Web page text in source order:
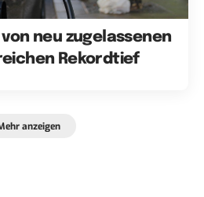
von neu zugelassenen
Rekordtief
anzeigen